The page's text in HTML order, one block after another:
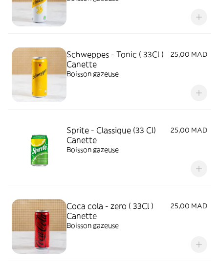
Schweppes - Tonic ( 33Cl )
Canette
25,00 MAD
Boisson gazeuse
Sprite - Classique (33 Cl)
Canette
25,00 MAD
Boisson gazeuse
Coca cola - zero ( 33Cl )
Canette
25,00 MAD
Boisson gazeuse